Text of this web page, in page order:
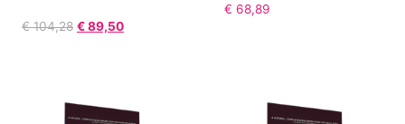
€104,28 €89,50
€ 68,89